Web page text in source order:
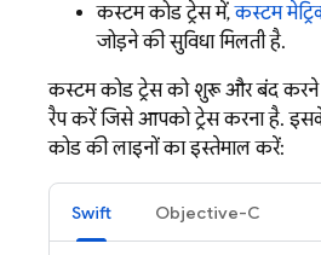
कस्टम कोड ट्रेस में,कस्टम
जोड़ने की सुविधा मिलती है.
कस्टम कोड ट्रेस को शुरू और बंद
रैप करें जिसे आपको ट्रेस करना है.
कोड की लाइनों का इस्तेमाल करें:
Swift Objective-C